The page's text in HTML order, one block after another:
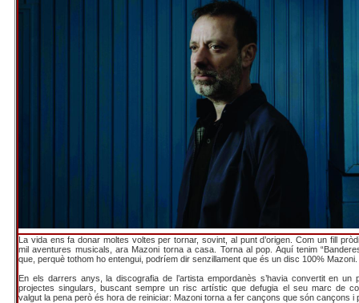
La vida ens fa donar moltes voltes per tornar, sovint, al punt d’origen. Com un fill
mil aventures musicals, ara Mazoni torna a casa. Torna al pop. Aquí tenim
que, perquè tothom ho entengui, podríem dir senzillament que és un disc 100% Mazoni.
En els darrers anys, la discografia de l’artista empordanès s’havia convertit en un
projectes singulars, buscant sempre un risc artístic que defugia el seu marc de
valgut la pena però és hora de reiniciar: Mazoni torna a fer cançons que són cançons i